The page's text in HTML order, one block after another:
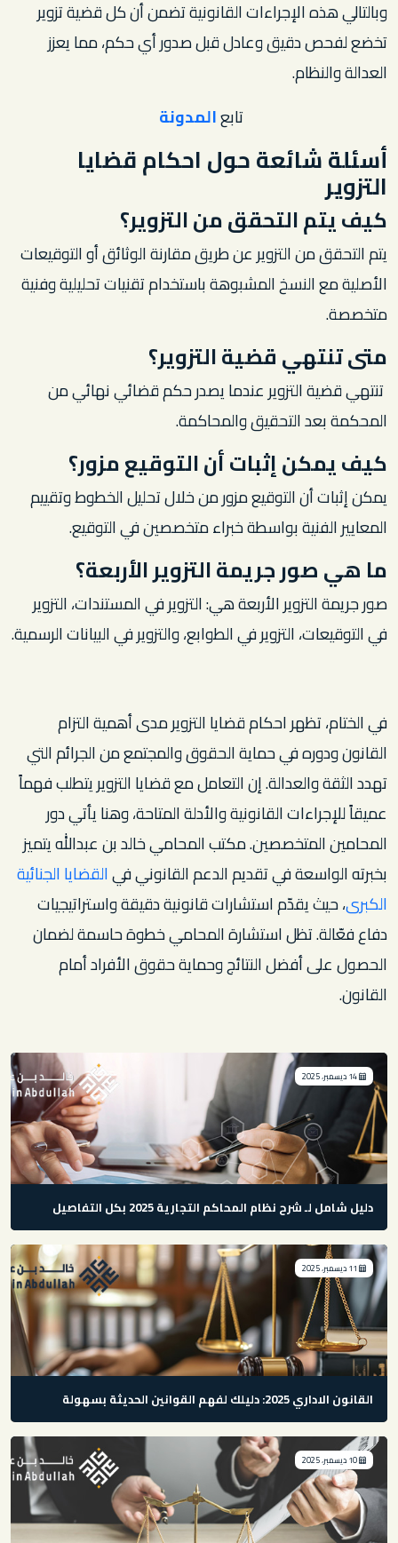
وبالتالي هذه الإجراءات القانونية تضمن أن كل قضية تزوير
تخضع لفحص دقيق وعادل قبل صدور أي حكم، مما يعزز
العدالة والنظام.
تابعالمدونة
أسئلة شائعة حول احكام قضايا
التزوير
كيف يتم التحقق من التزوير؟
يتم التحقق من التزوير عن طريق مقارنة الوثائق أو التوقيعات
الأصلية مع النسخ المشبوهة باستخدام تقنيات تحليلية وفنية
متخصصة.
متى تنتهي قضية التزوير؟
تنتهي قضية التزوير عندما يصدر حكم قضائي نهائي من
المحكمة بعد التحقيق والمحاكمة.
كيف يمكن إثبات أن التوقيع مزور؟
يمكن إثبات أن التوقيع مزور من خلال تحليل الخطوط وتقييم
المعايير الفنية بواسطة خبراء متخصصين في التوقيع.
ما هي صور جريمة التزوير الأربعة؟
صور جريمة التزوير الأربعة هي: التزوير في المستندات، التزوير
في التوقيعات، التزوير في الطوابع، والتزوير في البيانات الرسمية.
في الختام، تظهر احكام قضايا التزوير مدى أهمية التزام
القانون ودوره في حماية الحقوق والمجتمع من الجرائم التي
تهدد الثقة والعدالة. إن التعامل مع قضايا التزوير يتطلب فهماً
عميقاً للإجراءات القانونية والأدلة المتاحة، وهنا يأتي دور
المحامين المتخصصين. مكتب المحامي خالد بن عبدالله يتميز
بخبرته الواسعة في تقديم الدعم القانوني فيالقضايا الجنائية
الكبرى، حيث يقدّم استشارات قانونية دقيقة واستراتيجيات
دفاع فعّالة. تظل استشارة المحامي خطوة حاسمة لضمان
الحصول على أفضل النتائج وحماية حقوق الأفراد أمام
القانون.
دليل شامل لـ شرح نظام المحاكم التجارية 2025 بكل التفاصيل
القانون الاداري 2025: دليلك لفهم القوانين الحديثة بسهولة